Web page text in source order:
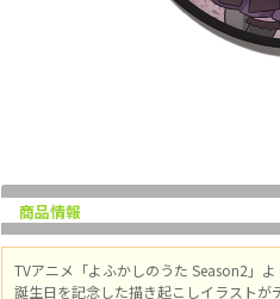
商品情報
TVアニメ「よふかしのうた Season2」
誕生日を記念した描き起こしイラストが